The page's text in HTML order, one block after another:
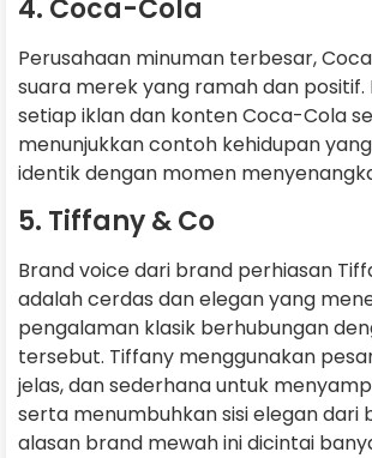
4. Coca-Cola
Perusahaan minuman terbesar,
suara merek yang ramah dan positif.
setiap iklan dan konten Coca-Cola
menunjukkan contoh kehidupan
identik dengan momen
5. Tiffany & Co
Brand voice dari brand perhiasan
adalah cerdas dan elegan yang
pengalaman klasik berhubungan
tersebut. Tiffany menggunakan
jelas, dan sederhana untuk
serta menumbuhkan sisi elegan dari
alasan brand mewah ini dicintai